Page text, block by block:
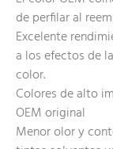
de perfilar al
Excelente
a los efectos de
color.
Colores de alto
OEM original
Menor olor y